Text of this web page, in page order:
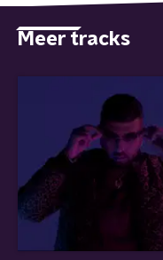
Meer tracks